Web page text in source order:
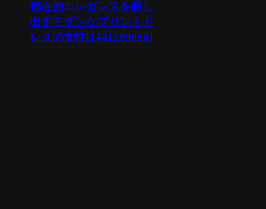
都会的エレガンスを醸し
出すモダンなプリントド
レスの女性[1441209058]